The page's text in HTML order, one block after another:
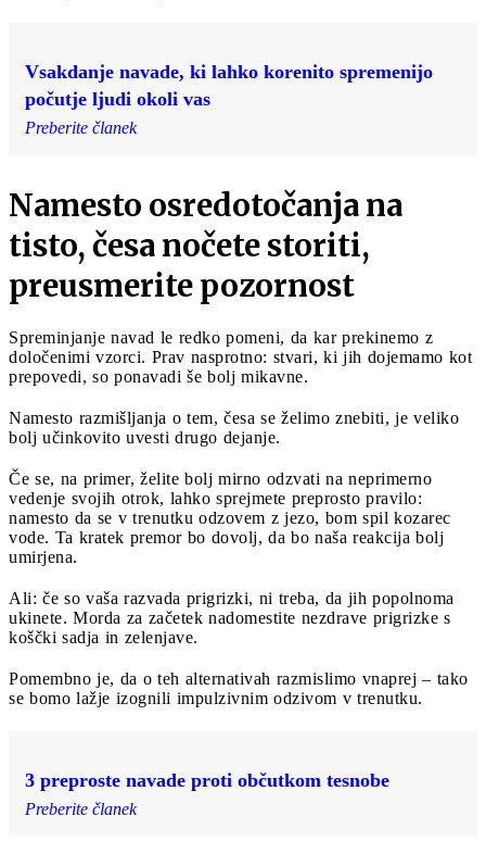
Vsakdanje navade, ki lahko korenito spremenijo
počutje ljudi okoli vas
Preberite članek
Namesto osredotočanja na
tisto, česa nočete storiti,
preusmerite pozornost
Spreminjanje navad le redko pomeni, da kar prekinemo z
določenimi vzorci. Prav nasprotno: stvari, ki jih dojemamo kot
prepovedi, so ponavadi še bolj mikavne.
Namesto razmišljanja o tem, česa se želimo znebiti, je veliko
bolj učinkovito uvesti drugo dejanje.
Če se, na primer, želite bolj mirno odzvati na neprimerno
vedenje svojih otrok, lahko sprejmete preprosto pravilo:
namesto da se v trenutku odzovem z jezo, bom spil kozarec
vode. Ta kratek premor bo dovolj, da bo naša reakcija bolj
umirjena.
Ali: če so vaša razvada prigrizki, ni treba, da jih popolnoma
ukinete. Morda za začetek nadomestite nezdrave prigrizke s
koščki sadja in zelenjave.
Pomembno je, da o teh alternativah razmislimo vnaprej – tako
se bomo lažje izognili impulzivnim odzivom v trenutku.
3 preproste navade proti občutkom tesnobe
Preberite članek